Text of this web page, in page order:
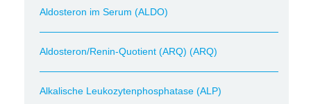
Aldosteron im Serum (ALDO)
Aldosteron/Renin-Quotient (ARQ) (ARQ)
Alkalische Leukozytenphosphatase (ALP)